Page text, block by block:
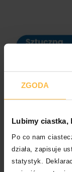
ZGODA
Lubimy
Po co nam
działa, zapisuje
statystyk.
ETYKA
PERSPEKTYWY
ODKRYJ
JAK ZAPEWNIĆ